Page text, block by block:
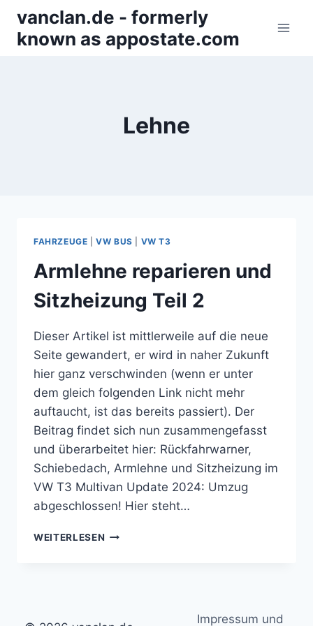
Inhalt
springen
vanclan.de - formerly
known as appostate.com
Lehne
FAHRZEUGE |VW BUS VW T3
Armlehne reparieren und
Sitzheizung Teil 2
Dieser Artikel ist mittlerweile auf die neue
Seite gewandert, er wird in naher Zukunft
hier ganz verschwinden (wenn er unter
dem gleich folgenden Link nicht mehr
auftaucht, ist das bereits passiert). Der
Beitrag findet sich nun zusammengefasst
und überarbeitet hier: Rückfahrwarner,
Schiebedach, Armlehne und Sitzheizung im
VW T3 Multivan Update 2024: Umzug
abgeschlossen! Hier steht…
WEITERLESEN ARMLEHNE
Impressum und